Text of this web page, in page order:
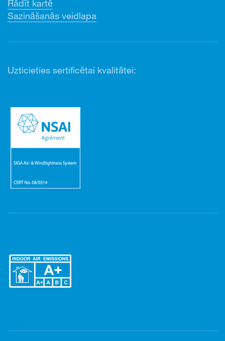
Rādīt kartē
Sazināšanās veidlapa
Uzticieties sertificētai kvalitātei: